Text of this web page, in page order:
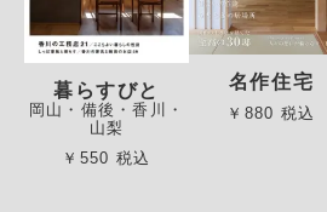
暮らすびと
岡山・備後・香川・
山梨
￥550 税込
名作住宅
￥880 税込